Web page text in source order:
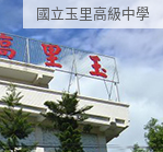
國立玉里高級中學